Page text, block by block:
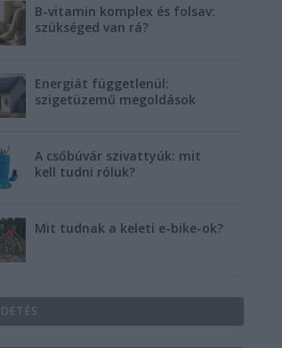
B-vitamin komplex és folsav:
szükséged van rá?
Energiát függetlenül:
szigetüzemű megoldások
A csőbúvár szivattyúk: mit
kell tudni róluk?
Mit tudnak a keleti e-bike-ok?